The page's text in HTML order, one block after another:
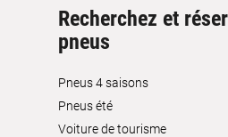
Recherchez et
pneus
Pneus 4 saisons
Pneus été
Voiture de tourisme